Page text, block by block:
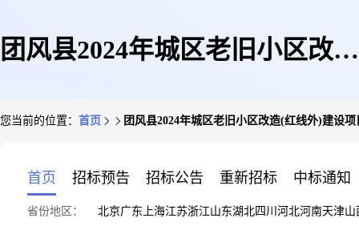
团风县2024年城区老旧小区改造
您当前的位置： 首页 团风县2024年城区老旧小区改造(红线外)建设项
首页 招标预告 招标公告 重新招标 中标通知
省份地区： 北京广东 上海江苏浙江山东湖北四川 河北河南天津山